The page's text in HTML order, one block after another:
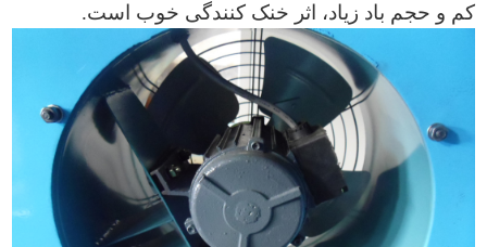
کم و حجم باد زیاد، اثر خنک کنندگی خوب است.